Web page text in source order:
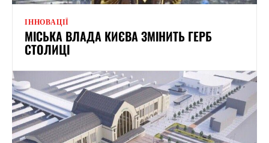
ІННОВАЦІЇ
МІСЬКА ВЛАДА КИЄВА ЗМІНИТЬ ГЕРБ
СТОЛИЦІ